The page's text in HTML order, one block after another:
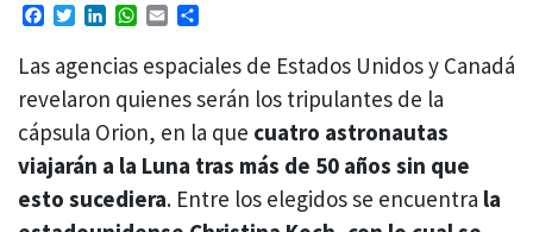
Facebook
TwitterLinkedIn
WhatsApp
Email
Las agencias espaciales de Estados Unidos y Canadá
revelaron quienes serán los tripulantes de la
cápsula Orion, en la que cuatro astronautas
viajarán a la Luna tras más de 50 años sin que
esto sucediera. Entre los elegidos se encuentra la